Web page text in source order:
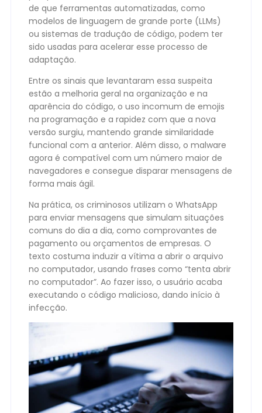
de que ferramentas automatizadas, como
modelos de linguagem de grande porte (LLMs)
ou sistemas de tradução de código, podem ter
sido usadas para acelerar esse processo de
adaptação.
Entre os sinais que levantaram essa suspeita
estão a melhoria geral na organização e na
aparência do código, o uso incomum de emojis
na programação e a rapidez com que a nova
versão surgiu, mantendo grande similaridade
funcional com a anterior. Além disso, o malware
agora é compatível com um número maior de
navegadores e consegue disparar mensagens de
forma mais ágil.
Na prática, os criminosos utilizam o WhatsApp
para enviar mensagens que simulam situações
comuns do dia a dia, como comprovantes de
pagamento ou orçamentos de empresas. O
texto costuma induzir a vítima a abrir o arquivo
no computador, usando frases como “tenta abrir
no computador”. Ao fazer isso, o usuário acaba
executando o código malicioso, dando início à
infecção.